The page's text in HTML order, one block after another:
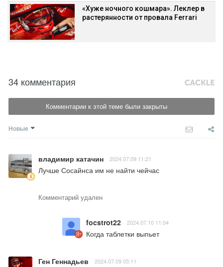
«Хуже ночного кошмара». Леклер в
растерянности от провала Ferrari
34 комментария
Комментарии к этой теме были закрыты
Новые
владимир катачин 2024.07.09 11:21
Лучше Сосайнса им не найти чейчас
Комментарий удален
focstrot22 2024.07.10 11:04
Когда таблетки выпьет
Ген Геннадьев 2024.07.09 05:11